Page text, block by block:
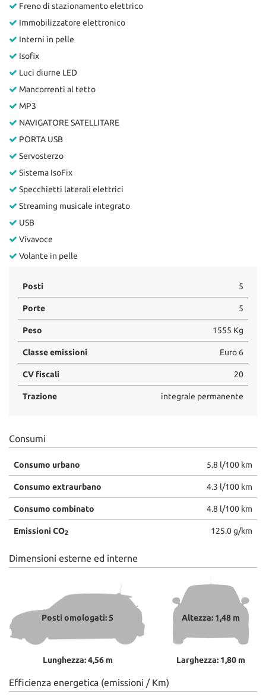
Freno di stazionamento elettrico
Immobilizzatore elettronico
Interni in pelle
Isofix
Luci diurne LED
Mancorrenti al tetto
MP3
NAVIGATORE SATELLITARE
PORTA USB
Servosterzo
Sistema IsoFix
Specchietti laterali elettrici
Streaming musicale integrato
USB
Vivavoce
Volante in pelle
Posti 5
Porte 5
Peso 1555 Kg
Classe emissioni Euro 6
CV fiscali 20
Trazione integrale permanente
Consumi
Consumo urbano 5.8 l/100 km
Consumo extraurbano 4.3 l/100 km
Consumo combinato 4.8 l/100 km
Emissioni CO2 125.0 g/km
Dimensioni esterne ed interne
Posti omologati: 5
Lunghezza: 4,56 m
Altezza: 1,48 m
Larghezza: 1,80 m
Efficienza energetica (emissioni / Km)